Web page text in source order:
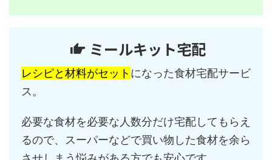
ミールキット宅配
レシピと材料がセット になった食材宅配サービ
ス。
必要な食材を必要な人数分だけ宅配してもらえ
るので、スーパーなどで買い物した食材を余ら